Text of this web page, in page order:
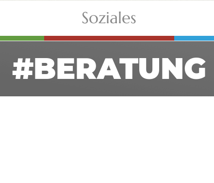
Soziales
#BERATUNG